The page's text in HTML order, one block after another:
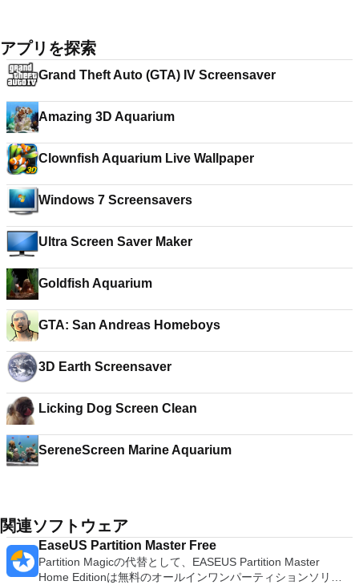
アプリを探索
Grand Theft Auto (GTA) IV Screensaver
Amazing 3D Aquarium
Clownfish Aquarium Live Wallpaper
Windows 7 Screensavers
Ultra Screen Saver Maker
Goldfish Aquarium
GTA: San Andreas Homeboys
3D Earth Screensaver
Licking Dog Screen Clean
SereneScreen Marine Aquarium
関連ソフトウェア
EaseUS Partition Master Free
Partition Magicの代替として、EASEUS Partition Master
Home Editionは無料のオールインワンパーティションソリュ